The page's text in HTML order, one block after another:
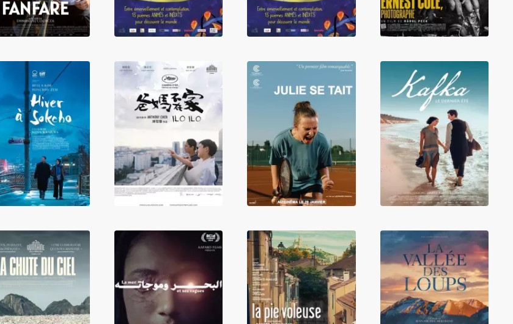
Hiver à Sokcho Julie se tait
Kafka, le dernier
été
La Chute du Ciel
La Mer et ses
vagues
La pie voleuse
La Vallée des
loups